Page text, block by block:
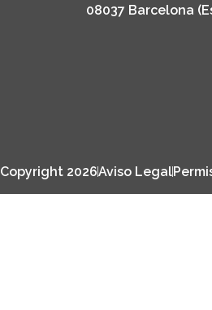
08037 Barcelona
Copyright 2026Aviso Legal